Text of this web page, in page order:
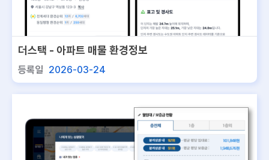
더스택 - 아파트 매물 환경정보
등록일 2026-03-24